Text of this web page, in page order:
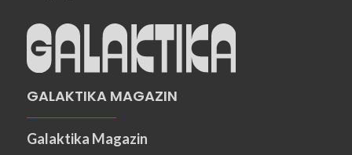
GALAKTIKA MAGAZIN
Galaktika Magazin